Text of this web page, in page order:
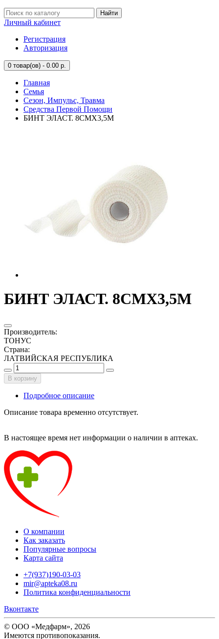
Найти
Личный кабинет
Регистрация
Авторизация
0 товар(ов) - 0.00 р.
Главная
Семья
Сезон, Импульс, Травма
Средства Первой Помощи
БИНТ ЭЛАСТ. 8СМX3,5М
БИНТ ЭЛАСТ. 8СМX3,5М
Производитель:
ТОНУС
Страна:
ЛАТВИЙСКАЯ РЕСПУБЛИКА
В корзину
Подробное описание
Описание товара временно отсутствует.
В настоящее время нет информации о наличии в аптеках.
О компании
Как заказать
Популярные вопросы
Карта сайта
+7(937)190-03-03
mir@apteka08.ru
Политика конфиденциальности
Вконтакте
© ООО «Медфарм», 2026
Имеются противопоказания.